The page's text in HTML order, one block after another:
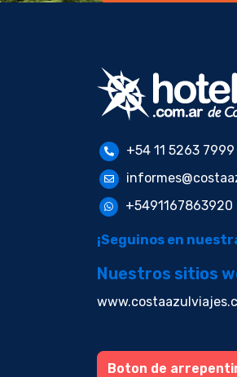
+54 11 5263
+5491167863920
¡Seguinos en
Nuestros sitios
Boton de